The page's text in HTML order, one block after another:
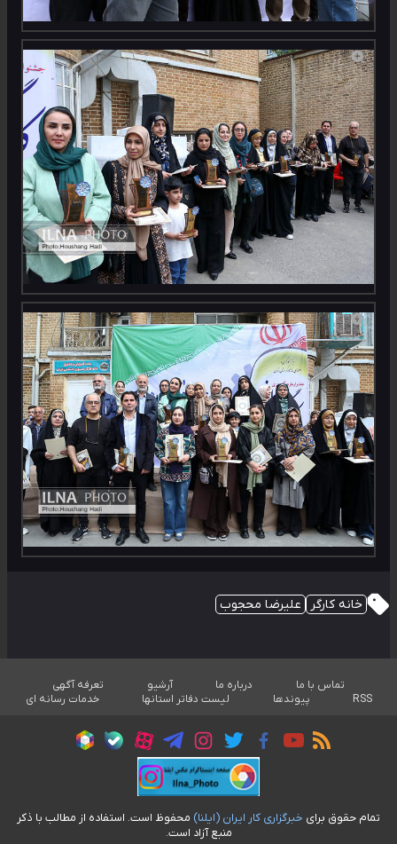
خانه کارگر علیرضا محجوب
تماس با ما درباره ما آرشیو
تعرفه آگهی
RSS
پیوندها لیست دفاتر استانها خدمات رسانه ای
تمام حقوق برای خبرگزاری کار ايران (ايلنا) محفوظ است. استفاده از مطالب با ذکر
منبع آزاد است.